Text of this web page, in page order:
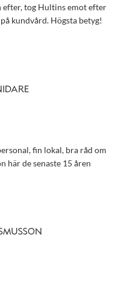
efter, tog Hultins emot efter
kundvård. Högsta betyg!
fin lokal, bra råd om
här de senaste 15 åren